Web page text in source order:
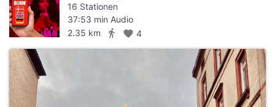
16 Stationen
37:53 min Audio
2.35 km
directions_walk favorite 4